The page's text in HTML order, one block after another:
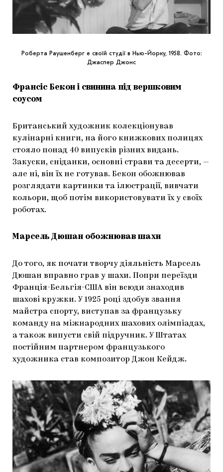
Роберта Раушенберг e своїй студії в Нью-Йорку, 1958. Фото:
Джаспер Джонс
Франсіс Бекон і свинина під вершковим
соусом
Британський художник колекціонував
кулінарні книги, на його книжкових полицях
стояло понад 40 випусків різних видань.
Закуски, сніданки, основні страви та десерти, —
але ні, він їх не готував. Бекон обожнював
розглядати картинки та ілюстрації, вивчати
кольори, щоб потім використовувати їх у своїх
роботах.
Марсель Дюшан обожнював шахи
До того, як почати творчу діяльність Марсель
Дюшан вправно грав у шахи. Попри переїзди
Франція-Бельгія-США він всюди знаходив
шахові кружки. У 1925 році здобув звання
майстра спорту, виступав за французьку
команду на міжнародних шахових олімпіадах,
а також випусти свій підручник. У Штатах
постійним партнером французького
художника став композитор Джон Кейдж.